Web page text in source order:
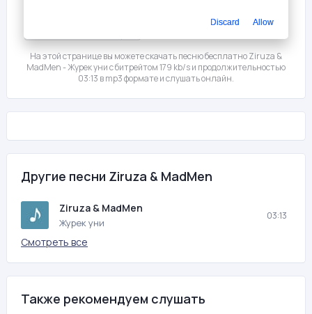
На этой странице вы можете скачать песню бесплатно Ziruza &
MadMen - Журек уни с битрейтом 179 kb/s и продолжительностью
03:13 в mp3 формате и слушать онлайн.
Другие песни Ziruza & MadMen
Ziruza & MadMen
Журек уни
03:13
Смотреть все
Также рекомендуем слушать
Discard Allow